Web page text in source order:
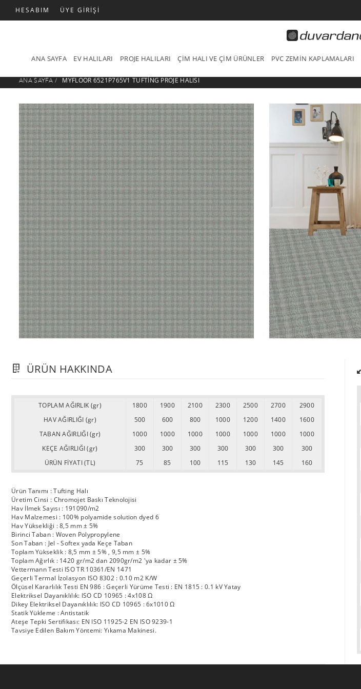
HESABIM ÜYE GIRIŞI
ANA SAYFA EV HALILARI PROJE HALILARI ÇIM HALI VE ÇIM ÜRÜNLER PVC ZEMIN KAPLAMALARI
ANA SAYFA / MYFLOOR 6521P765V1 TUFTING PROJE HALISI
ÜRÜN HAKKINDA
TOPLAM AĞIRLIK (gr) 1800 1900 2100 2300 2500 2700
2900
HAV AĞIRLIĞI (gr)
500 600 800 1000 1200 1400
1600
TABAN AĞIRLIĞI (gr)
1000 1000 1000 1000 1000 1000
1000
KEÇE AĞIRLIĞI (gr)
300 300 300 300 300 300
300
ÜRÜN FİYATI (TL)
75 85 100 115 130 145 160
Ürün Tanımı : Tufting Halı
Üretim Cinsi : Chromojet Baskı Teknolojisi
Hav İlmek Sayısı : 191090/m2
Hav Malzemesi : 100% polyamide solution dyed 6
Hav Yüksekliği : 8,5 mm ± 5%
Birinci Taban : Woven Polypropylene
Son Taban : Jel - Softex yada Keçe Taban
Toplam Yükseklik : 8,5 mm ± 5% , 9,5 mm ± 5%
Toplam Ağırlık : 1420 gr/m2 dan 2090gr/m2 'ya kadar ± 5%
Vettermann Testi ISO TR 10361/EN 1471
Geçerli Termal İzolasyon ISO 8302 : 0.10 m2 K/W
Ölçüsel Kararlılık Testi EN 986 : Geçerli Yürüme Testi : EN 1815 : 0.1 kV Yatay
Elektriksel Dayanıklılık: ISO CD 10965 : 4x108 Ω
Dikey Elektriksel Dayanıklılık: ISO CD 10965 : 6x1010 Ω
Statik Yükleme : Antistatik
Ateşe Tepki Sertifikası: EN ISO 11925-2 EN ISO 9239-1
Tavsiye Edilen Bakım Yöntemi: Yıkama Makinesi.